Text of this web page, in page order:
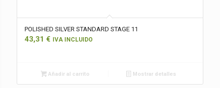
POLISHED SILVER STANDARD STAGE 11
43,31 € IVA INCLUIDO
Añadir al carrito Mostrar detalles